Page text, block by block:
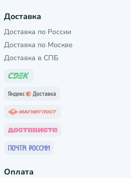
Доставка
Доставка по России
Доставка по Москве
Доставка в СПБ
Оплата